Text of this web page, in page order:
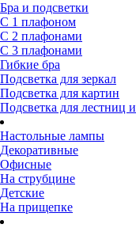
Бра и подсветки
С 1 плафоном
С 2 плафонами
С 3 плафонами
Гибкие бра
Подсветка для зеркал
Подсветка для картин
Подсветка для лестниц
Настольные лампы
Декоративные
Офисные
На струбцине
Детские
На прищепке